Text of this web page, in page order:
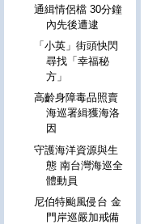
通緝情侶檔 30分鐘
內先後遭逮
「小英」街頭快閃
尋找「幸福秘
方」
高齡身障毒品照賣
海巡署緝獲海洛
因
守護海洋資源與生
態 南台灣海巡全
體動員
尼伯特颱風侵台 金
門岸巡嚴加戒備